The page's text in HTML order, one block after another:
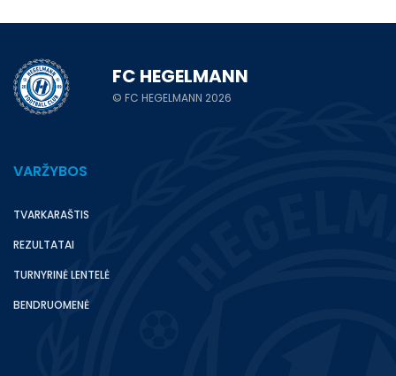
FC HEGELMANN
© FC HEGELMANN 2026
VARŽYBOS
TVARKARAŠTIS
REZULTATAI
TURNYRINĖ LENTELĖ
BENDRUOMENĖ